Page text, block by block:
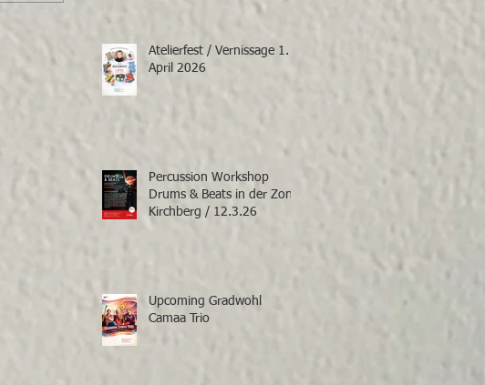
Atelierfest / Vernissage 1.
April 2026
Percussion Workshop
Drums & Beats in der Zone
Kirchberg / 12.3.26
Upcoming Gradwohl
Camaa Trio